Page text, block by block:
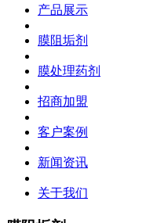
产品展示
膜阻垢剂
膜处理药剂
招商加盟
客户案例
新闻资讯
关于我们